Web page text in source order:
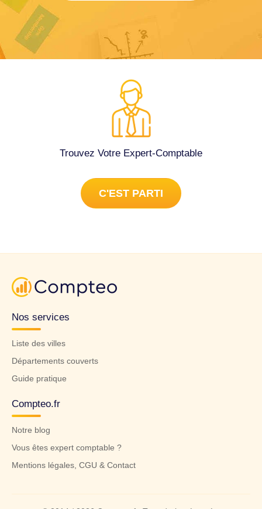
Trouvez Votre Expert-Comptable
C'EST PARTI
Nos services
Liste des villes
Départements couverts
Guide pratique
Compteo.fr
Notre blog
Vous êtes expert comptable ?
Mentions légales, CGU & Contact